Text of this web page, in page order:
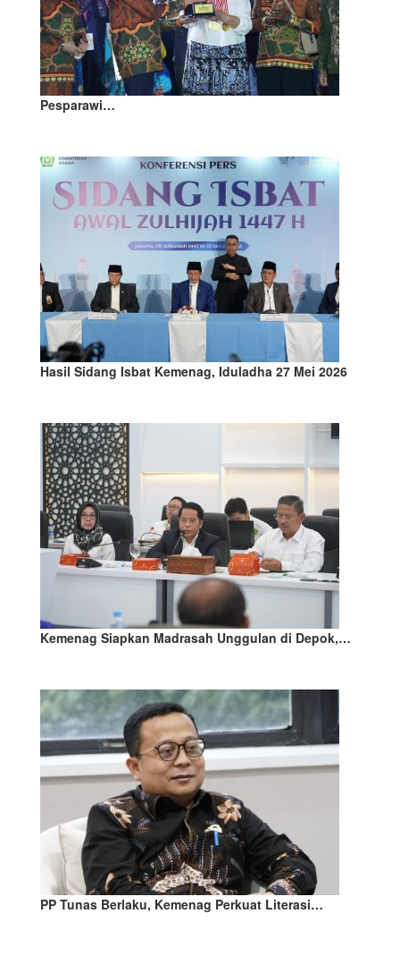
Pesparawi…
Hasil Sidang Isbat Kemenag, Iduladha 27 Mei 2026
Kemenag Siapkan Madrasah Unggulan di Depok,…
PP Tunas Berlaku, Kemenag Perkuat Literasi…